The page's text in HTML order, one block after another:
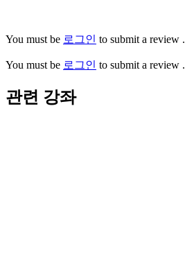
You must be 로그인 to submit a review .
You must be 로그인 to submit a review .
관련 강좌